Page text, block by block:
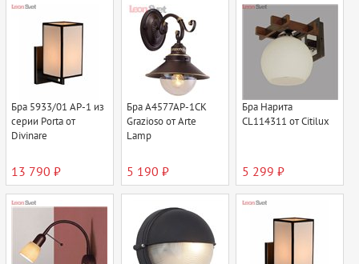
Бра 5933/01 AP-1 из
серии Porta от
Divinare
13 790 ₽
Бра A4577AP-1CK
Grazioso от Arte
Lamp
5 190 ₽
Бра Нарита
CL114311 от Citilux
5 299 ₽